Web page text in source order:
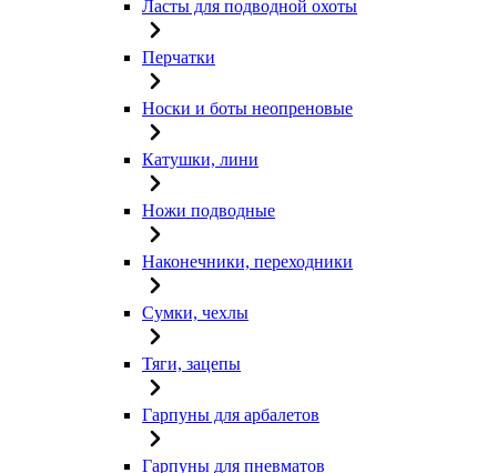
Ласты для подводной охоты
Перчатки
Носки и боты неопреновые
Катушки, лини
Ножи подводные
Наконечники, переходники
Сумки, чехлы
Тяги, зацепы
Гарпуны для арбалетов
Гарпуны для пневматов